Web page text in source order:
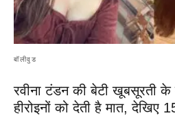
बॉलीवुड
रवीना टंडन की बेटी खूबसूरती के
हीरोइनों को देती है मात, देखिए